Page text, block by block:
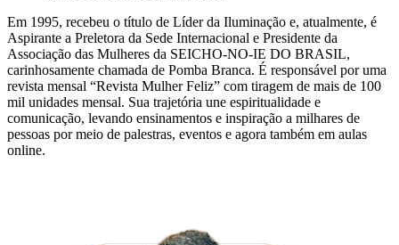
Em 1995, recebeu o título de Líder da Iluminação e, atualmente, é
Aspirante a Preletora da Sede Internacional e Presidente da
Associação das Mulheres da SEICHO-NO-IE DO BRASIL,
carinhosamente chamada de Pomba Branca. É responsável por uma
revista mensal “Revista Mulher Feliz” com tiragem de mais de 100
mil unidades mensal. Sua trajetória une espiritualidade e
comunicação, levando ensinamentos e inspiração a milhares de
pessoas por meio de palestras, eventos e agora também em aulas
online.